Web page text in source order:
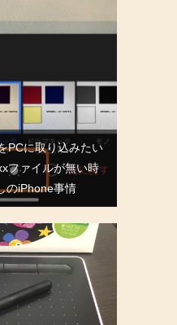
PCに取り込みたい
ファイルが無い時
のiPhone事情